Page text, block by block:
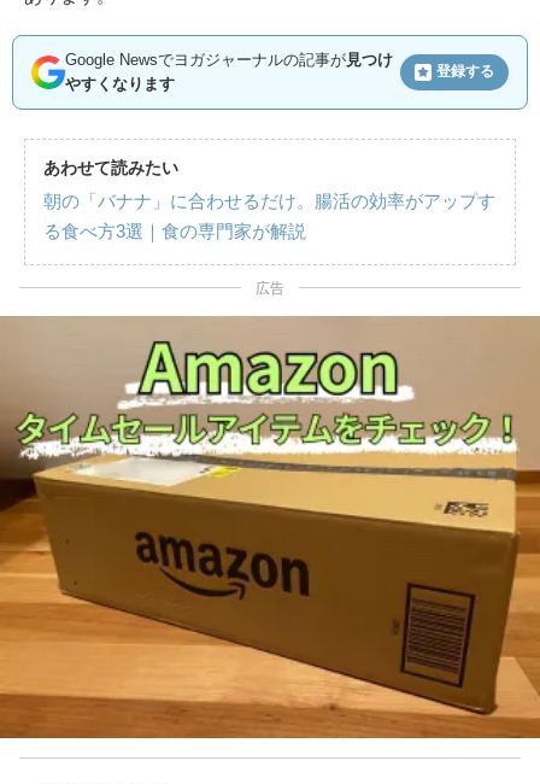
Google Newsでヨガジャーナルの記事が見つけ
やすくなります
登録する
あわせて読みたい
朝の「バナナ」に合わせるだけ。腸活の効率がアップす
る食べ方3選｜食の専門家が解説
広告